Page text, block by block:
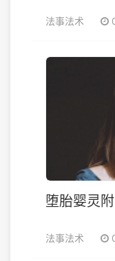
法事法术
堕胎婴灵
法事法术